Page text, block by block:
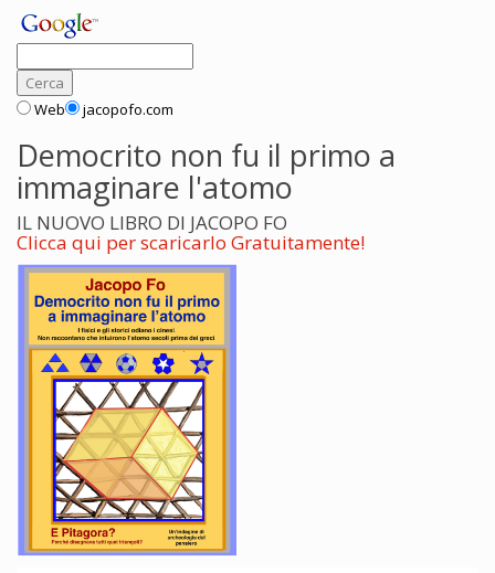
Web jacopofo.com
Democrito non fu il primo a
immaginare l'atomo
IL NUOVO LIBRO DI JACOPO FO
Clicca qui per scaricarlo Gratuitamente!